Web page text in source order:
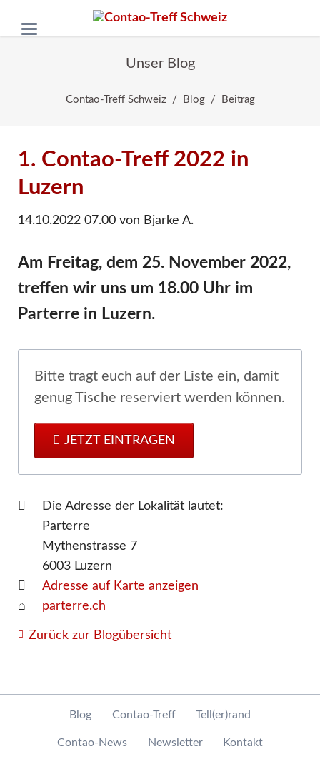
Unser Blog
Contao-Treff Schweiz Blog Beitrag
1. Contao-Treff 2022 in
Luzern
14.10.2022 07.00von Bjarke A.
Am Freitag, dem 25. November 2022,
treffen wir uns um 18.00 Uhr im
Parterre in Luzern.
Bitte tragt euch auf der Liste ein, damit
genug Tische reserviert werden können.
JETZT EINTRAGEN
Die Adresse der Lokalität lautet:
Parterre
Mythenstrasse 7
6003 Luzern
Adresse auf Karte anzeigen
parterre.ch
Zurück zur Blogübersicht
Navigation
Blog Contao-Treff Tell(er)rand
Contao-News Newsletter Kontakt